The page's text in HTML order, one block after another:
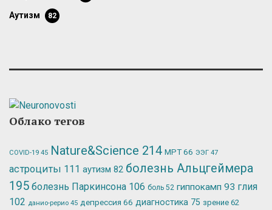
аутизм 82
Облако тегов
COVID-19 45 Nature&Science 214 МРТ66 ЭЭГ 47
астроциты 111 аутизм 82 болезнь Альцгеймера
195 болезнь Паркинсона 106 боль 52 гиппокамп 93 глия
102 данио-рерио 45 депрессия 66 диагностика 75 зрение 62